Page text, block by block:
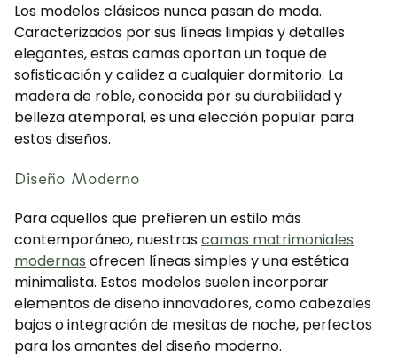
Los modelos clásicos nunca pasan de moda.
Caracterizados por sus líneas limpias y detalles
elegantes, estas camas aportan un toque de
sofisticación y calidez a cualquier dormitorio. La
madera de roble, conocida por su durabilidad y
belleza atemporal, es una elección popular para
estos diseños.
Diseño Moderno
Para aquellos que prefieren un estilo más
contemporáneo, nuestrascamas matrimoniales
modernas ofrecen líneas simples y una estética
minimalista. Estos modelos suelen incorporar
elementos de diseño innovadores, como cabezales
bajos o integración de mesitas de noche, perfectos
para los amantes del diseño moderno.